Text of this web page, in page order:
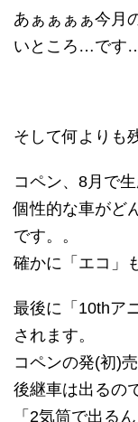
あぁぁぁぁ今月
いところ…です
そして何よりも
コペン、8月で
個性的な車がど
です。。
確かに「エコ」
最後に「10thア
されます。
コペンの発(初)
後継車は出るの
「2気筒で出る